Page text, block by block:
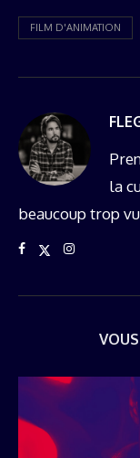
FILM D'ANIMATION
la
beaucoup trop